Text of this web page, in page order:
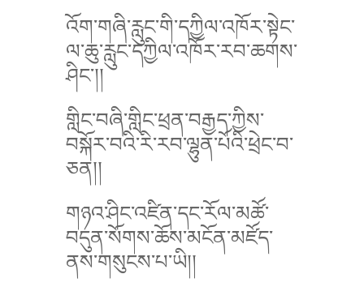
འོག་གཞི་རླུང་གི་དཀྱིལ་འཁོར་སྟེང་
ལ་ཆུ་རླུང་དཀྱིལ་འཁོར་རབ་ཆགས་
ཤིང་།།
གླིང་བཞི་གླིང་ཕྲན་བརྒྱད་ཀྱིས་
བསྐོར་བའི་རི་རབ་ལྷུན་པོའི་ཕྲེང་བ་
ཅན།།
གཉའ་ཤིང་འཛིན་དང་རོལ་མཚོ་
བདུན་སོགས་ཆོས་མངོན་མཛོད་
ནས་གསུངས་པ་ཡི།།